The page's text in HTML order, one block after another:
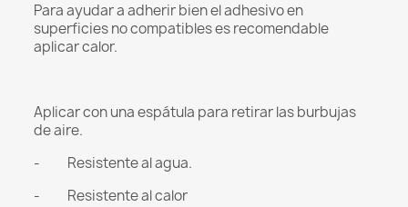
Para ayudar a adherir bien el adhesivo en
superficies no compatibles es recomendable
aplicar calor.
Aplicar con una espátula para retirar las burbujas
de aire.
- Resistente al agua.
- Resistente al calor